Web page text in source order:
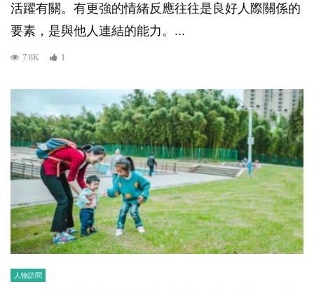
活躍有關。有更強的情緒反應往往是良好人際關係的
要素，是與他人連結的能力。...
7.8K 1
人物訪問